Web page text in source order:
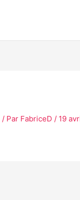
/ Par FabriceD / 19